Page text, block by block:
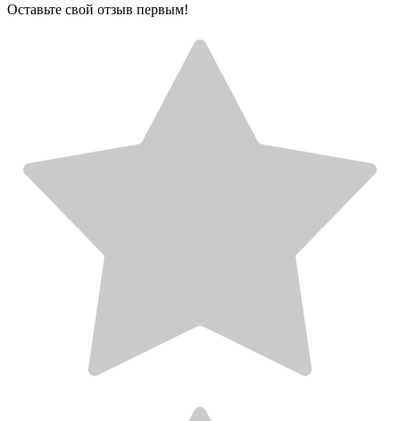
Оставьте свой отзыв первым!